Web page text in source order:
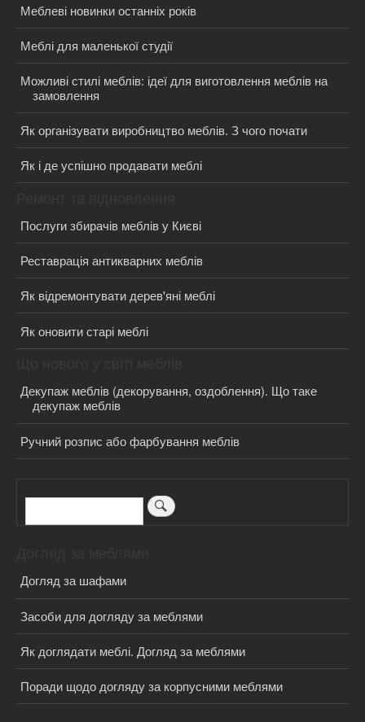
Меблеві новинки останніх років
Меблі для маленької студії
Можливі стилі меблів: ідеї для виготовлення меблів на
замовлення
Як організувати виробництво меблів. З чого почати
Як і де успішно продавати меблі
Послуги збирачів меблів у Києві
Реставрація антикварних меблів
Як відремонтувати дерев'яні меблі
Як оновити старі меблі
Декупаж меблів (декорування, оздоблення). Що таке
декупаж меблів
Ручний розпис або фарбування меблів
Пошук
Догляд за шафами
Засоби для догляду за меблями
Як доглядати меблі. Догляд за меблями
Поради щодо догляду за корпусними меблями